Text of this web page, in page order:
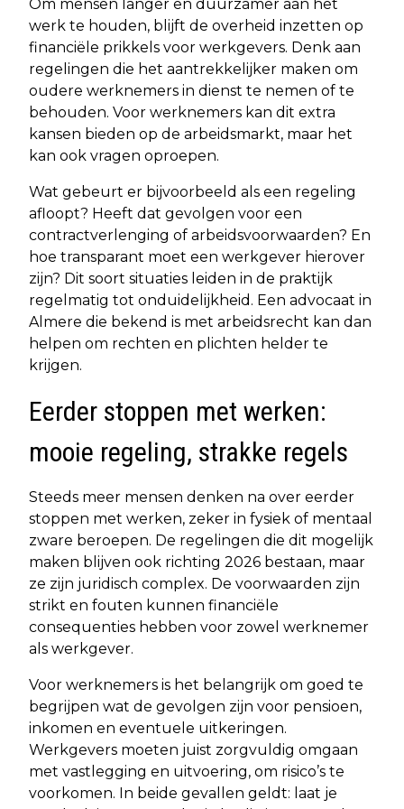
Om mensen langer en duurzamer aan het
werk te houden, blijft de overheid inzetten op
financiële prikkels voor werkgevers. Denk aan
regelingen die het aantrekkelijker maken om
oudere werknemers in dienst te nemen of te
behouden. Voor werknemers kan dit extra
kansen bieden op de arbeidsmarkt, maar het
kan ook vragen oproepen.
Wat gebeurt er bijvoorbeeld als een regeling
afloopt? Heeft dat gevolgen voor een
contractverlenging of arbeidsvoorwaarden? En
hoe transparant moet een werkgever hierover
zijn? Dit soort situaties leiden in de praktijk
regelmatig tot onduidelijkheid. Een advocaat in
Almere die bekend is met arbeidsrecht kan dan
helpen om rechten en plichten helder te
krijgen.
Eerder stoppen met werken:
mooie regeling, strakke regels
Steeds meer mensen denken na over eerder
stoppen met werken, zeker in fysiek of mentaal
zware beroepen. De regelingen die dit mogelijk
maken blijven ook richting 2026 bestaan, maar
ze zijn juridisch complex. De voorwaarden zijn
strikt en fouten kunnen financiële
consequenties hebben voor zowel werknemer
als werkgever.
Voor werknemers is het belangrijk om goed te
begrijpen wat de gevolgen zijn voor pensioen,
inkomen en eventuele uitkeringen.
Werkgevers moeten juist zorgvuldig omgaan
met vastlegging en uitvoering, om risico’s te
voorkomen. In beide gevallen geldt: laat je